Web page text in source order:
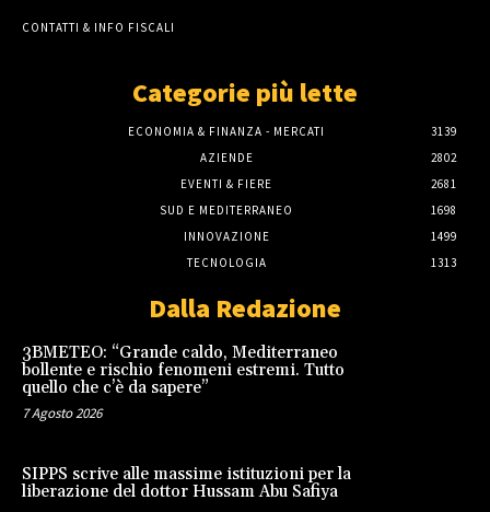
CONTATTI & INFO FISCALI
Categorie più lette
ECONOMIA & FINANZA - MERCATI
3139
AZIENDE
2802
EVENTI & FIERE
2681
SUD E MEDITERRANEO
1698
INNOVAZIONE
1499
TECNOLOGIA
1313
Dalla Redazione
3BMETEO: “Grande caldo, Mediterraneo
bollente e rischio fenomeni estremi. Tutto
quello che c’è da sapere”
7 Agosto 2026
SIPPS scrive alle massime istituzioni per la
liberazione del dottor Hussam Abu Safiya